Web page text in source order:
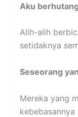
Aku
Alih-alih
setidaknya
Seseorang
Mereka yang
kebebasannya